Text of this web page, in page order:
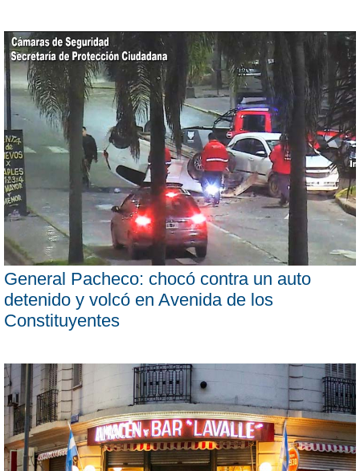
General Pacheco: chocó contra un auto
detenido y volcó en Avenida de los
Constituyentes